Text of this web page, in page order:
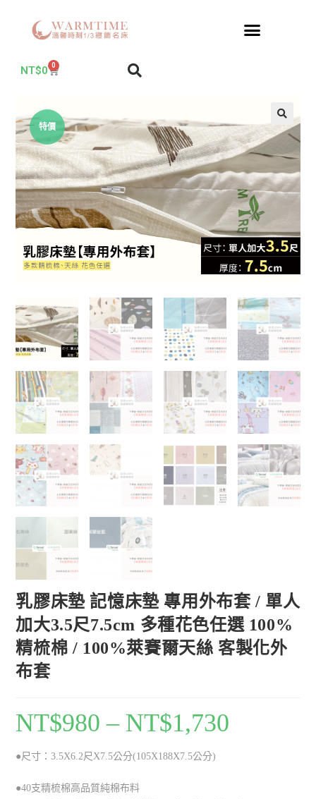
NT$0 0
特價
乳膠床墊 記憶床墊 專用外布套 / 單人
加大3.5尺7.5cm 多種花色任選 100%
精梳棉 / 100%萊賽爾天絲 客製化外
布套
NT$980 – NT$1,730
●尺寸：3.5X6.2尺X7.5公分(105X188X7.5公分)
●40支精梳棉高品質純棉布料